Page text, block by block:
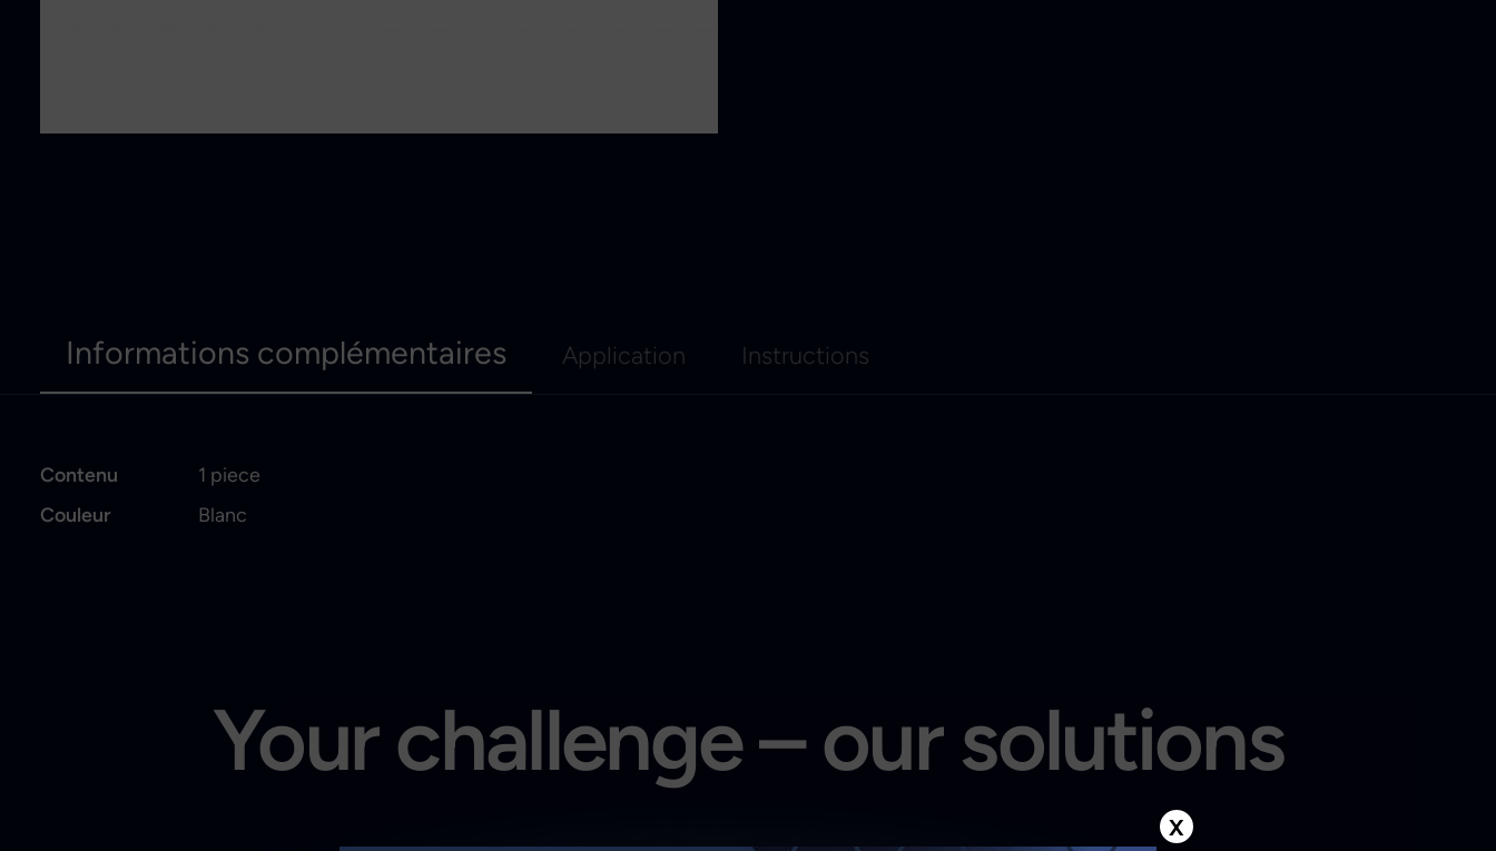
Informations complémentaires Application Instructions
Contenu
1 piece
Couleur
Blanc
Your challenge – our solutions
X